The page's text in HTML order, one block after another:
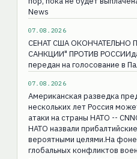
News
07.08.2026
СЕНАТ США ОКОНЧАТЕЛЬНО
САНКЦИИ" ПРОТИВ
передан на голосование в
07.08.2026
Американская разведка
нескольких лет Россия
атаки на страны НАТО --
НАТО назвали
вероятными целями.На
глобальных конфликтов